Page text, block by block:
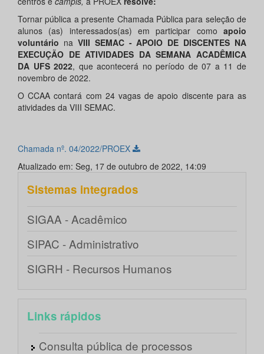
Tornar pública a presente Chamada Pública para seleção de
alunos (as) interessados(as) em participar como apoio
voluntário na VIII SEMAC - APOIO DE DISCENTES NA
EXECUÇÃO DE ATIVIDADES DA SEMANA ACADÊMICA
DA UFS 2022, que acontecerá no período de 07 a 11 de
novembro de 2022.
O CCAA contará com 24 vagas de apoio discente para as
atividades da VIII SEMAC.
Chamada nº. 04/2022/PROEX
Atualizado em: Seg, 17 de outubro de 2022, 14:09
Sistemas integrados
SIGAA - Acadêmico
SIPAC - Administrativo
SIGRH - Recursos Humanos
Links rápidos
Consulta pública de processos